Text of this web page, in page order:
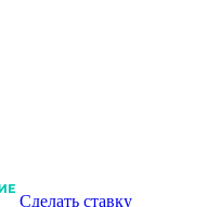
Сделать ставку